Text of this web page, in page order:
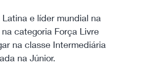
e líder mundial na
categoria Força Livre
na classe Intermediária
na Júnior.